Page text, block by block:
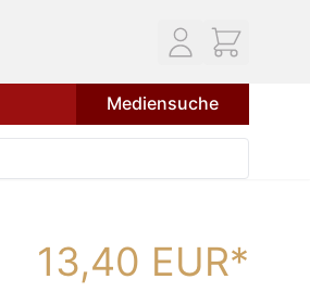
Mediensuche
13,40 EUR